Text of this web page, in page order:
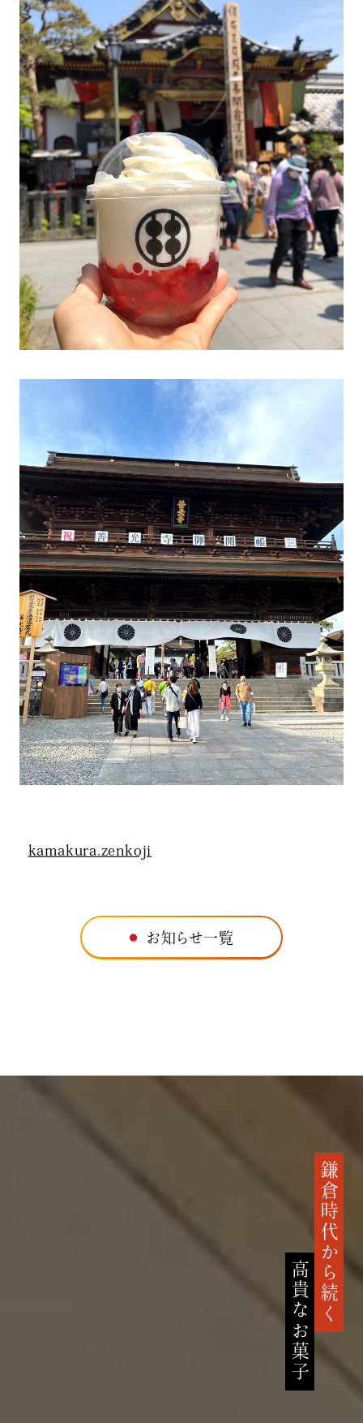
kamakura.zenkoji
お知らせ一覧
鎌倉時代から続く
高貴なお菓子